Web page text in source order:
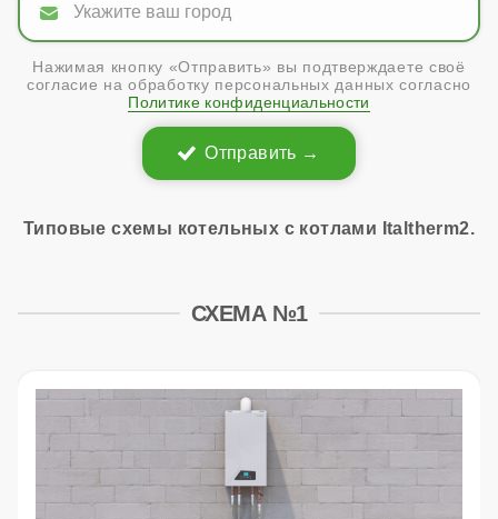
Нажимая кнопку «Отправить» вы подтверждаете своё
согласие на обработку персональных данных согласно
Политике конфиденциальности
Отправить
Типовые схемы котельных с котлами Italtherm2.
СХЕМА №1